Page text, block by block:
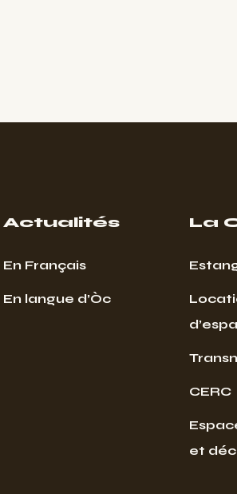
Actualités
En Français
En langue d’Òc
La
CERC
et